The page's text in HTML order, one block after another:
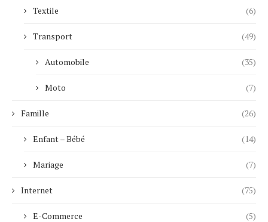
Textile (6)
Transport (49)
Automobile (35)
Moto (7)
Famille (26)
Enfant – Bébé (14)
Mariage (7)
Internet (75)
E-Commerce (5)